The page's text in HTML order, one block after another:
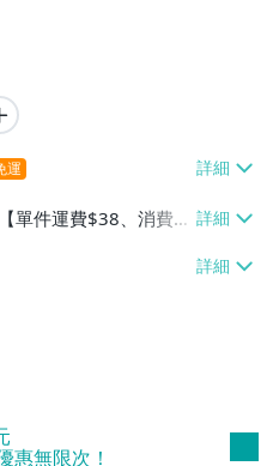
運
單件運費$38、消費滿
費】、郵局掛號【單
免運費】
惠無限次！